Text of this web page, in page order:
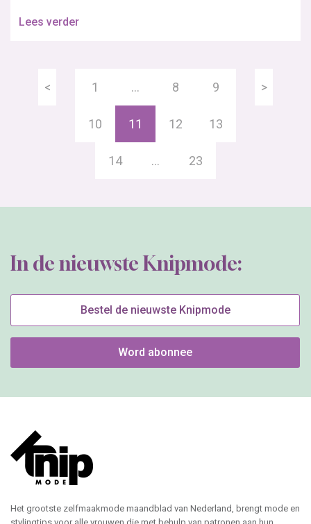
Lees verder
< 1 … 8 9
10 11 12 13
14 … 23
>
In de nieuwste Knipmode:
Bestel de nieuwste Knipmode
Word abonnee
Het grootste zelfmaakmode maandblad van Nederland, brengt mode en